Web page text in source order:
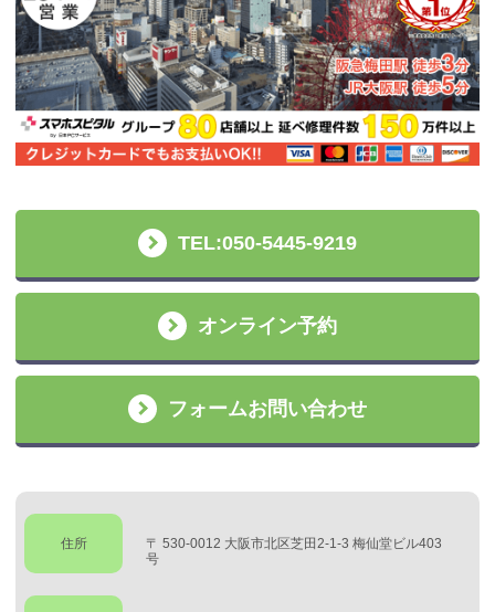
TEL:050-5445-9219
オンライン予約
フォームお問い合わせ
住所
〒 530-0012 大阪市北区芝田2-1-3 梅仙堂ビル403
号